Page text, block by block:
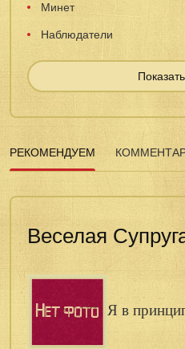
Минет
Наблюдатели
РЕКОМЕНДУЕМ
Веселая
Я в